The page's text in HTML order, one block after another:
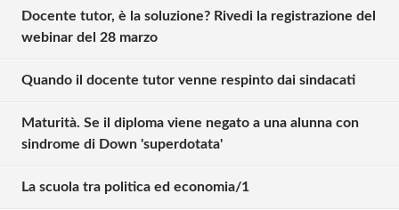
Docente tutor, è la soluzione? Rivedi la registrazione del
webinar del 28 marzo
Quando il docente tutor venne respinto dai sindacati
Maturità. Se il diploma viene negato a una alunna con
sindrome di Down 'superdotata'
La scuola tra politica ed economia/1
Solo gli utenti registrati possono
commentare!